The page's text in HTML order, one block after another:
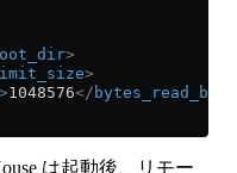
>
>
>1048576</
は起動後、リモー